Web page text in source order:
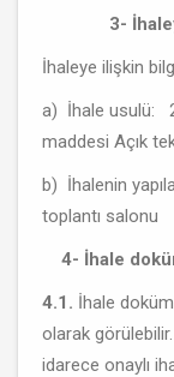
3- İhaleye
İhaleye ilişkin
a) İhale usulü:
maddesi Açık
b) İhalenin
toplantı salonu
4- İhale
4.1. İhale
olarak
idarece onaylı